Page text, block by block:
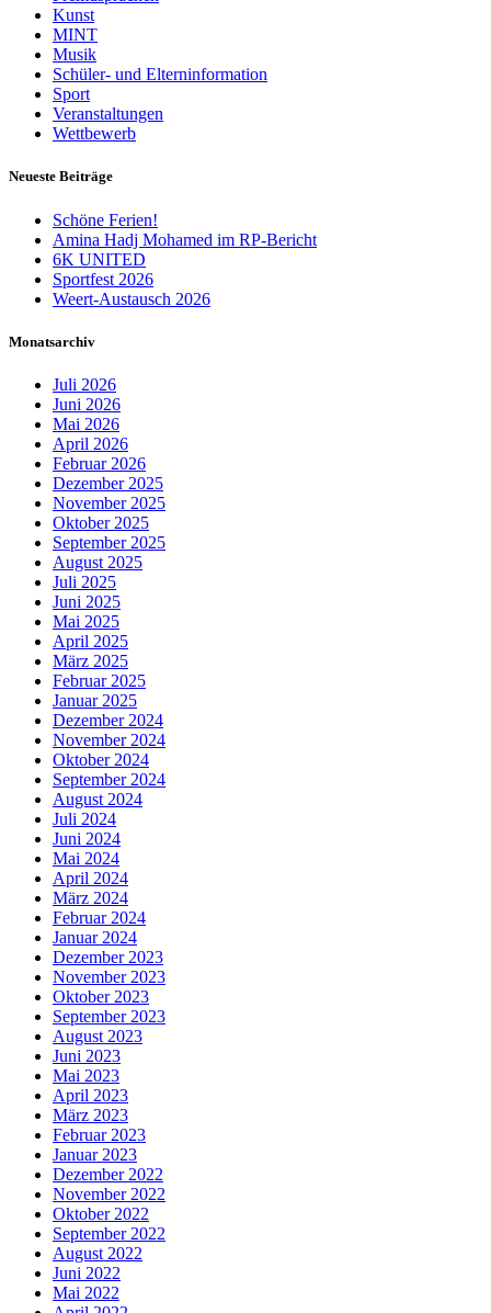
Kunst
MINT
Musik
Schüler- und Elterninformation
Sport
Veranstaltungen
Wettbewerb
Neueste Beiträge
Schöne Ferien!
Amina Hadj Mohamed im RP-Bericht
6K UNITED
Sportfest 2026
Weert-Austausch 2026
Monatsarchiv
Juli 2026
Juni 2026
Mai 2026
April 2026
Februar 2026
Dezember 2025
November 2025
Oktober 2025
September 2025
August 2025
Juli 2025
Juni 2025
Mai 2025
April 2025
März 2025
Februar 2025
Januar 2025
Dezember 2024
November 2024
Oktober 2024
September 2024
August 2024
Juli 2024
Juni 2024
Mai 2024
April 2024
März 2024
Februar 2024
Januar 2024
Dezember 2023
November 2023
Oktober 2023
September 2023
August 2023
Juni 2023
Mai 2023
April 2023
März 2023
Februar 2023
Januar 2023
Dezember 2022
November 2022
Oktober 2022
September 2022
August 2022
Juni 2022
Mai 2022